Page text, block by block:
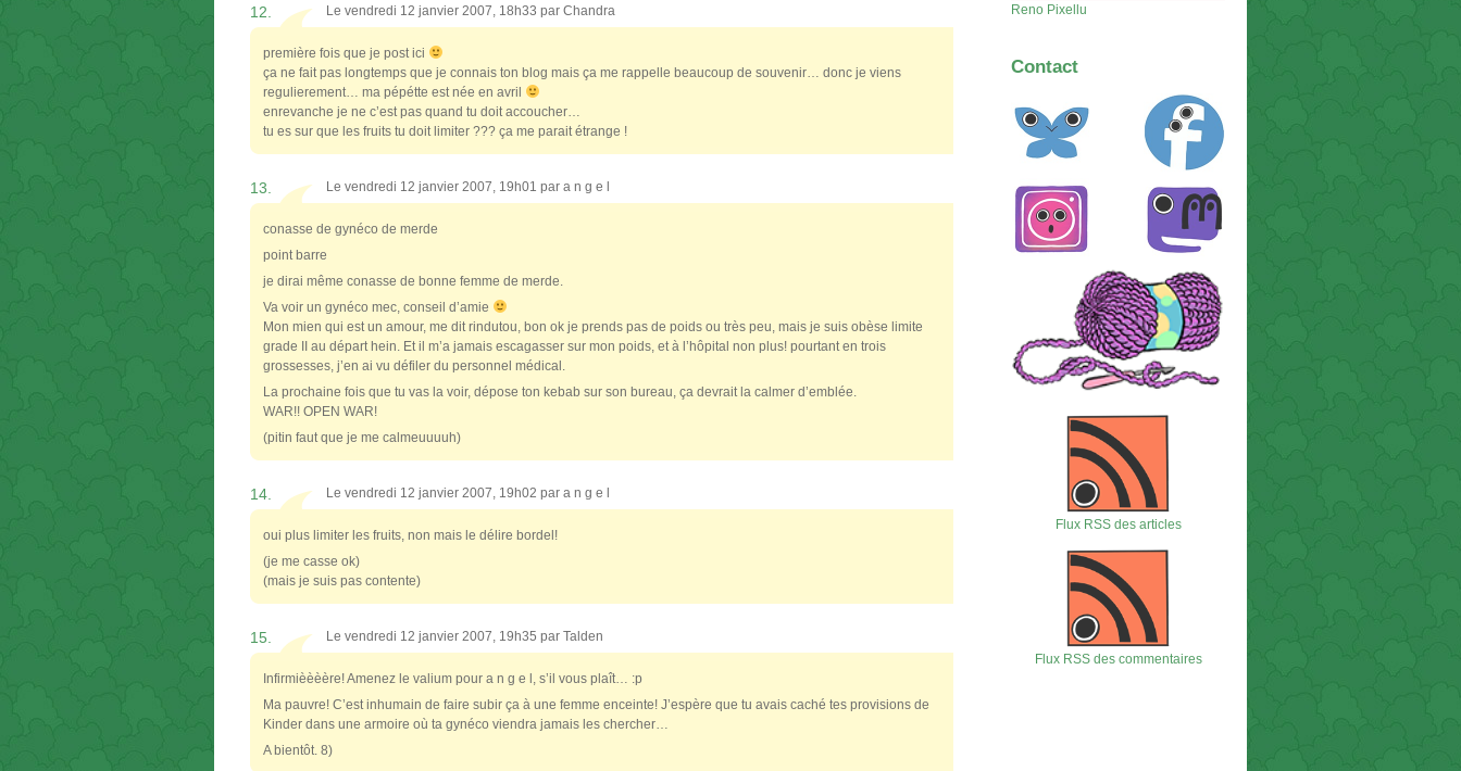
12. Le vendredi 12 janvier 2007, 18h33 par Chandra
première fois que je post ici
ça ne fait pas longtemps que je connais ton blog mais ça me rappelle beaucoup de souvenir… donc je viens
regulierement… ma pépétte est née en avril
enrevanche je ne c’est pas quand tu doit accoucher…
tu es sur que les fruits tu doit limiter ??? ça me parait étrange !
13. Le vendredi 12 janvier 2007, 19h01 par a n g e l
conasse de gynéco de merde
point barre
je dirai même conasse de bonne femme de merde.
Va voir un gynéco mec, conseil d’amie
Mon mien qui est un amour, me dit rindutou, bon ok je prends pas de poids ou très peu, mais je suis obèse limite
grade II au départ hein. Et il m’a jamais escagasser sur mon poids, et à l’hôpital non plus! pourtant en trois
grossesses, j’en ai vu défiler du personnel médical.
La prochaine fois que tu vas la voir, dépose ton kebab sur son bureau, ça devrait la calmer d’emblée.
WAR!! OPEN WAR!
(pitin faut que je me calmeuuuuh)
14. Le vendredi 12 janvier 2007, 19h02 par a n g e l
oui plus limiter les fruits, non mais le délire bordel!
(je me casse ok)
(mais je suis pas contente)
15. Le vendredi 12 janvier 2007, 19h35 par Talden
Infirmièèèère! Amenez le valium pour a n g e l, s’il vous plaît… :p
Ma pauvre! C’est inhumain de faire subir ça à une femme enceinte! J’espère que tu avais caché tes provisions de
Kinder dans une armoire où ta gynéco viendra jamais les chercher…
A bientôt. 8)
Reno Pixellu
Contact
Flux RSS des articles
Flux RSS des commentaires